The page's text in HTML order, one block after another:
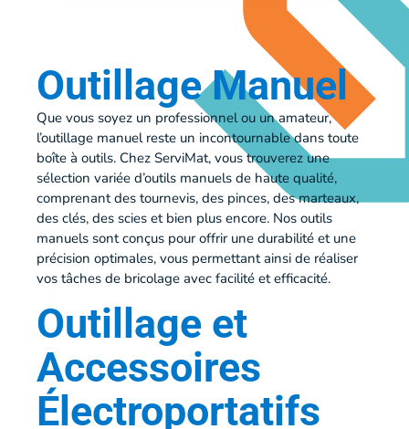
Outillage Manuel
Que vous soyez un professionnel ou un amateur,
l’outillage manuel reste un incontournable dans toute
boîte à outils. Chez ServiMat, vous trouverez une
sélection variée d’outils manuels de haute qualité,
comprenant des tournevis, des pinces, des marteaux,
des clés, des scies et bien plus encore. Nos outils
manuels sont conçus pour offrir une durabilité et une
précision optimales, vous permettant ainsi de réaliser
vos tâches de bricolage avec facilité et efficacité.
Outillage et
Accessoires
Électroportatifs